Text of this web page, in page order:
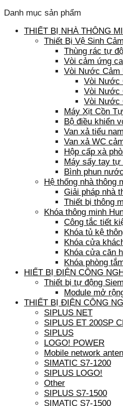
Danh mục sản phẩm
THIẾT BỊ NHÀ THÔNG
Thiết Bị Vệ Sinh
Thùng rác tự
Vòi cảm ứng
Vòi Nước Cảm
Vòi Nước
Vòi Nước
Vòi Nước
Máy Xịt Cồn
Bộ điều khiển
Van xả tiểu
Van xả WC
Hộp cấp xà
Máy sấy tay tự
Bình phun
Hệ thống nhà thông
Giải pháp nhà
Thiết bị thông
Khóa thông minh
Công tắc tiết
Khóa tủ kệ
Khóa cửa
Khóa cửa căn
Khóa phòng
HIẾT BỊ ĐIỆN CÔNG
Thiết bị tự động
Module mở
THIẾT BỊ ĐIỆN CÔNG
SIPLUS NET
SIPLUS ET 200SP
SIPLUS
LOGO! POWER
Mobile network
SIMATIC S7-1200
SIPLUS LOGO!
Other
SIPLUS S7-1500
SIMATIC S7-1500